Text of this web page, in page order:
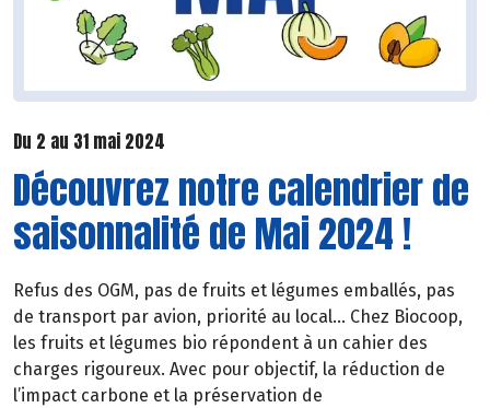
Du 2 au 31 mai 2024
Découvrez notre calendrier de
saisonnalité de Mai 2024 !
Refus des OGM, pas de fruits et légumes emballés, pas
de transport par avion, priorité au local… Chez Biocoop,
les fruits et légumes bio répondent à un cahier des
charges rigoureux. Avec pour objectif, la réduction de
l’impact carbone et la préservation de